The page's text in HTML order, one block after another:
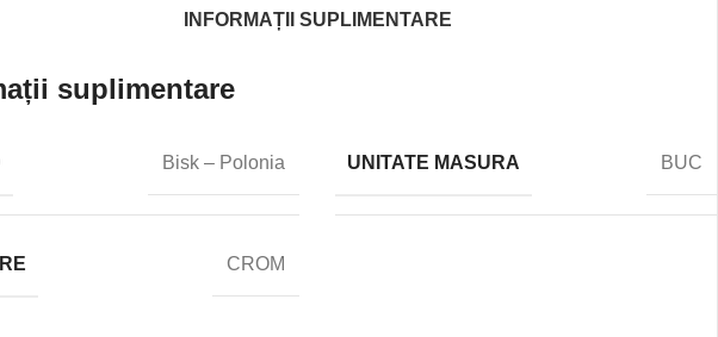
INFORMAȚII SUPLIMENTARE
suplimentare
Bisk – Polonia UNITATE MASURA BUC
CROM